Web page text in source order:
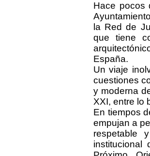
Hace pocos
la Red de
que tiene
España.
Un viaje
cuestiones
y moderna
XXI, entre lo
En tiempos
empujan a
respetable
institucional